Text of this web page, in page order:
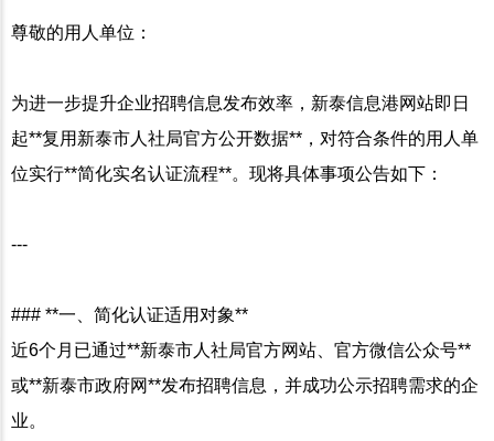
尊敬的用人单位：
为进一步提升企业招聘信息发布效率，新泰信息港网站即日
起**复用新泰市人社局官方公开数据**，对符合条件的用人单
位实行**简化实名认证流程**。现将具体事项公告如下：
---
### **一、简化认证适用对象**
近6个月已通过**新泰市人社局官方网站、官方微信公众号**
或**新泰市政府网**发布招聘信息，并成功公示招聘需求的企
业。